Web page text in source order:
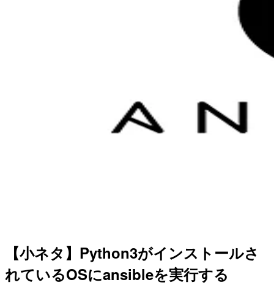
【小ネタ】Python3がインストールさ
れているOSにansibleを実行する